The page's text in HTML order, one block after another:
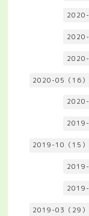
2020-
2020-
2020-
2020-05（16）
2020-
2019-
2019-10（15）
2019-
2019-
2019-03（29）